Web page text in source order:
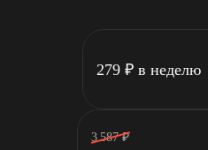
279 ₽ в неделю
3 587 ₽